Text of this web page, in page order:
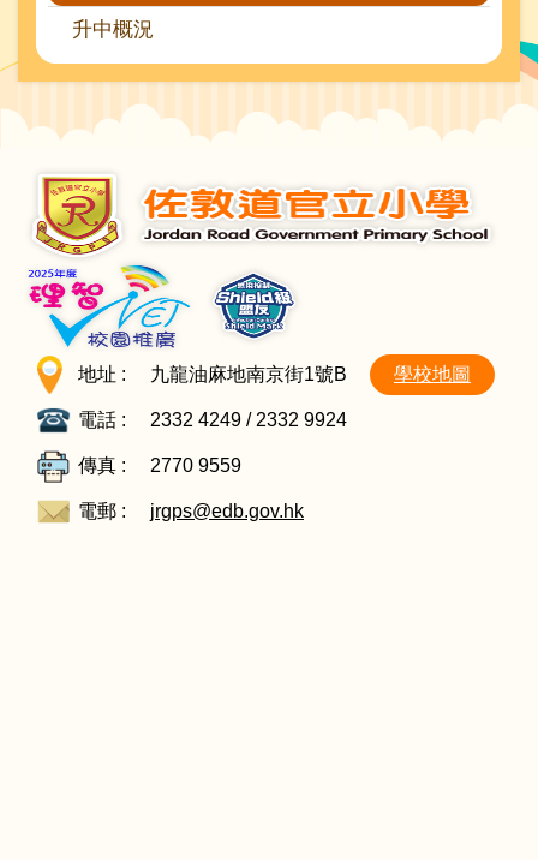
升中概況
地址 : 九龍油麻地南京街1號B 學校地圖
電話 : 2332 4249 / 2332 9924
傳真 : 2770 9559
電郵 : jrgps@edb.gov.hk